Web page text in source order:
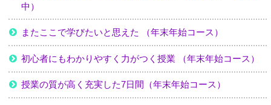
中）
またここで学びたいと思えた （年末年始コース）
初心者にもわかりやすく力がつく授業 （年末年始コース）
授業の質が高く充実した7日間（年末年始コース）